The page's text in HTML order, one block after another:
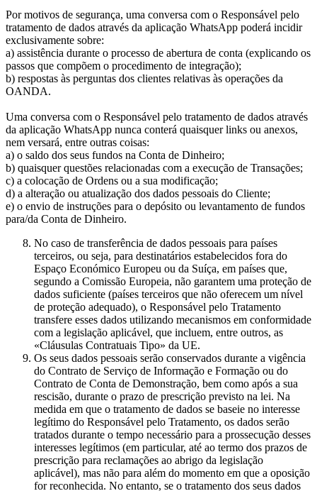
Por motivos de segurança, uma conversa com o Responsável pelo
tratamento de dados através da aplicação WhatsApp poderá incidir
exclusivamente sobre:
a) assistência durante o processo de abertura de conta (explicando os
passos que compõem o procedimento de integração);
b) respostas às perguntas dos clientes relativas às operações da
OANDA.
Uma conversa com o Responsável pelo tratamento de dados através
da aplicação WhatsApp nunca conterá quaisquer links ou anexos,
nem versará, entre outras coisas:
a) o saldo dos seus fundos na Conta de Dinheiro;
b) quaisquer questões relacionadas com a execução de Transações;
c) a colocação de Ordens ou a sua modificação;
d) a alteração ou atualização dos dados pessoais do Cliente;
e) o envio de instruções para o depósito ou levantamento de fundos
para/da Conta de Dinheiro.
No caso de transferência de dados pessoais para países
terceiros, ou seja, para destinatários estabelecidos fora do
Espaço Económico Europeu ou da Suíça, em países que,
segundo a Comissão Europeia, não garantem uma proteção de
dados suficiente (países terceiros que não oferecem um nível
de proteção adequado), o Responsável pelo Tratamento
transfere esses dados utilizando mecanismos em conformidade
com a legislação aplicável, que incluem, entre outros, as
«Cláusulas Contratuais Tipo» da UE.
Os seus dados pessoais serão conservados durante a vigência
do Contrato de Serviço de Informação e Formação ou do
Contrato de Conta de Demonstração, bem como após a sua
rescisão, durante o prazo de prescrição previsto na lei. Na
medida em que o tratamento de dados se baseie no interesse
legítimo do Responsável pelo Tratamento, os dados serão
tratados durante o tempo necessário para a prossecução desses
interesses legítimos (em particular, até ao termo dos prazos de
prescrição para reclamações ao abrigo da legislação
aplicável), mas não para além do momento em que a oposição
for reconhecida. No entanto, se o tratamento dos seus dados